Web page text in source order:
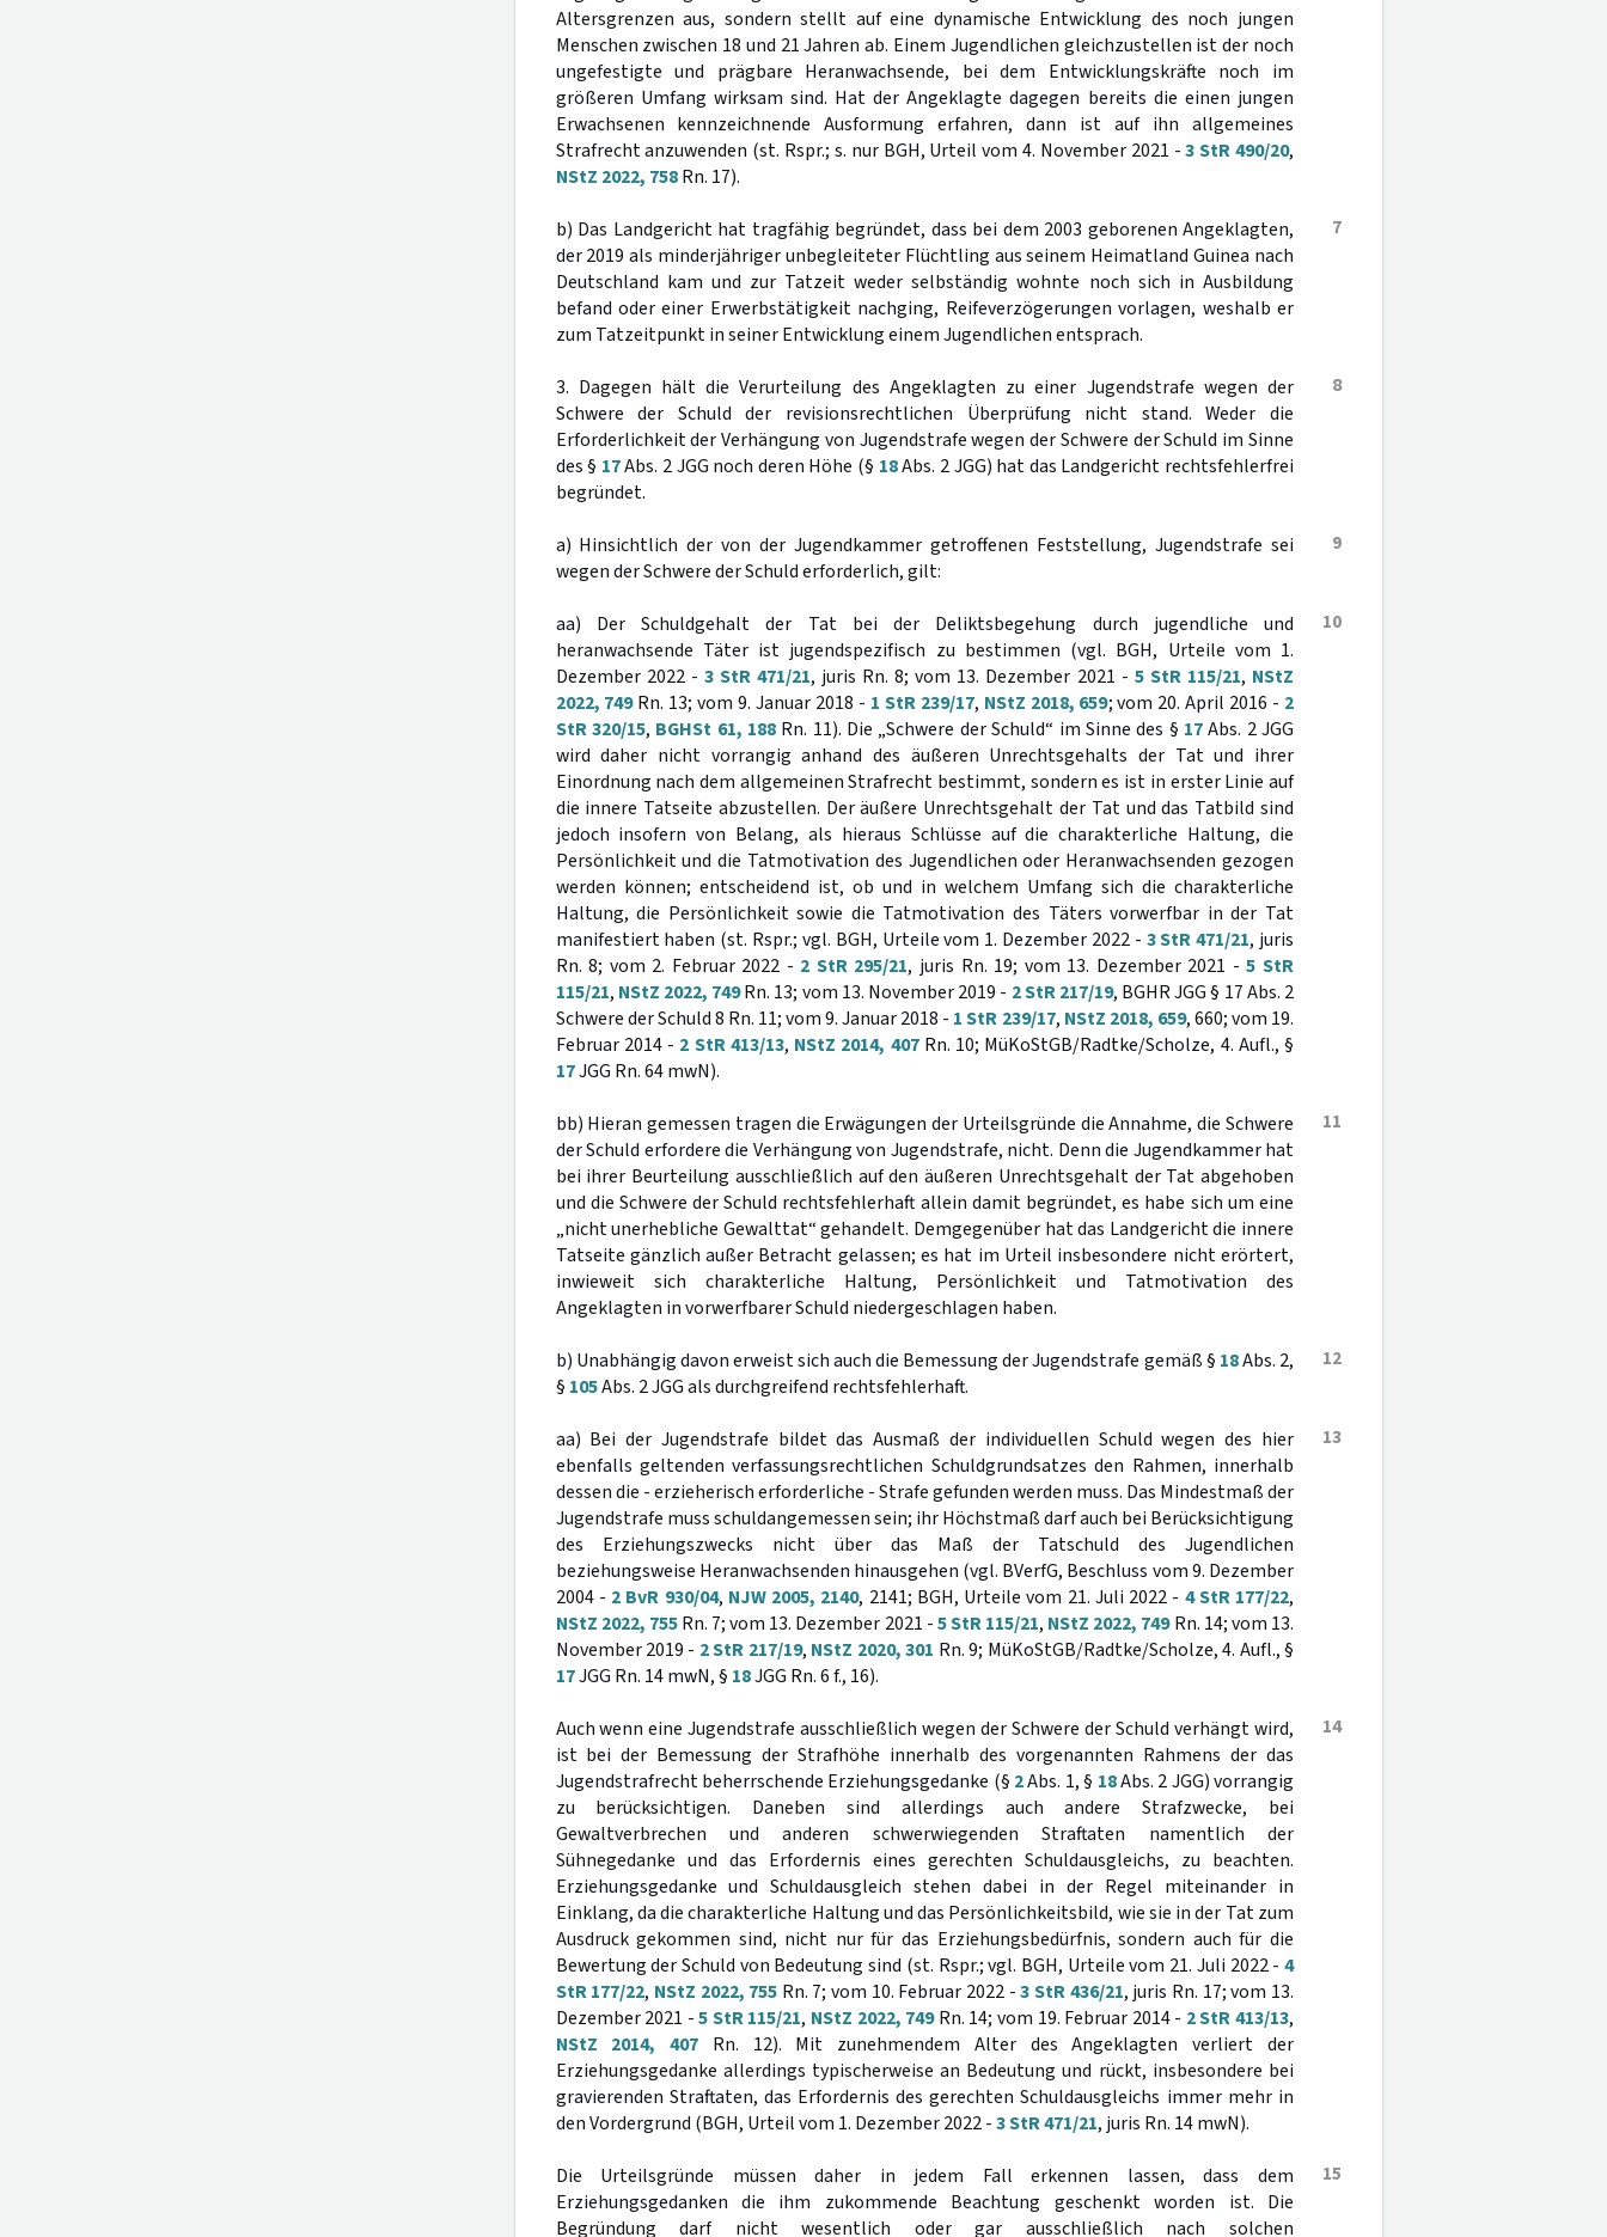
Altersgrenzen aus, sondern stellt auf eine dynamische Entwicklung des noch jungen
Menschen zwischen 18 und 21 Jahren ab. Einem Jugendlichen gleichzustellen ist der noch
ungefestigte und prägbare Heranwachsende, bei dem Entwicklungskräfte noch im
größeren Umfang wirksam sind. Hat der Angeklagte dagegen bereits die einen jungen
Erwachsenen kennzeichnende Ausformung erfahren, dann ist auf ihn allgemeines
Strafrecht anzuwenden (st. Rspr.; s. nur BGH, Urteil vom 4. November 2021 -3 StR 490/20,
NStZ 2022, 758Rn. 17).
7
b) Das Landgericht hat tragfähig begründet, dass bei dem 2003 geborenen Angeklagten,
der 2019 als minderjähriger unbegleiteter Flüchtling aus seinem Heimatland Guinea nach
Deutschland kam und zur Tatzeit weder selbständig wohnte noch sich in Ausbildung
befand oder einer Erwerbstätigkeit nachging, Reifeverzögerungen vorlagen, weshalb er
zum Tatzeitpunkt in seiner Entwicklung einem Jugendlichen entsprach.
8
3. Dagegen hält die Verurteilung des Angeklagten zu einer Jugendstrafe wegen der
Schwere der Schuld der revisionsrechtlichen Überprüfung nicht stand. Weder die
Erforderlichkeit der Verhängung von Jugendstrafe wegen der Schwere der Schuld im Sinne
des § 17Abs. 2 JGG noch deren Höhe (§ 18Abs. 2 JGG) hat das Landgericht rechtsfehlerfrei
begründet.
9
a) Hinsichtlich der von der Jugendkammer getroffenen Feststellung, Jugendstrafe sei
wegen der Schwere der Schuld erforderlich, gilt:
10
aa) Der Schuldgehalt der Tat bei der Deliktsbegehung durch jugendliche und
heranwachsende Täter ist jugendspezifisch zu bestimmen (vgl. BGH, Urteile vom 1.
Dezember 2022 - 3 StR 471/21, juris Rn. 8; vom 13. Dezember 2021 - 5 StR 115/21, NStZ
2022, 749Rn. 13; vom 9. Januar 2018 - 1 StR 239/17, NStZ 2018, 659; vom 20. April 2016 - 2
StR 320/15, BGHSt 61, 188Rn. 11). Die „Schwere der Schuld“ im Sinne des § 17Abs. 2 JGG
wird daher nicht vorrangig anhand des äußeren Unrechtsgehalts der Tat und ihrer
Einordnung nach dem allgemeinen Strafrecht bestimmt, sondern es ist in erster Linie auf
die innere Tatseite abzustellen. Der äußere Unrechtsgehalt der Tat und das Tatbild sind
jedoch insofern von Belang, als hieraus Schlüsse auf die charakterliche Haltung, die
Persönlichkeit und die Tatmotivation des Jugendlichen oder Heranwachsenden gezogen
werden können; entscheidend ist, ob und in welchem Umfang sich die charakterliche
Haltung, die Persönlichkeit sowie die Tatmotivation des Täters vorwerfbar in der Tat
manifestiert haben (st. Rspr.; vgl. BGH, Urteile vom 1. Dezember 2022 - 3 StR 471/21, juris
Rn. 8; vom 2. Februar 2022 - 2 StR 295/21, juris Rn. 19; vom 13. Dezember 2021 -5 StR
115/21, NStZ 2022, 749Rn. 13; vom 13. November 2019 - 2 StR 217/19, BGHR JGG § 17 Abs. 2
Schwere der Schuld 8 Rn. 11; vom 9. Januar 2018 - 1 StR 239/17, NStZ 2018, 659, 660; vom 19.
Februar 2014 - 2 StR 413/13, NStZ 2014, 407Rn. 10; MüKoStGB/Radtke/Scholze, 4. Aufl., §
17JGG Rn. 64 mwN).
11
bb) Hieran gemessen tragen die Erwägungen der Urteilsgründe die Annahme, die Schwere
der Schuld erfordere die Verhängung von Jugendstrafe, nicht. Denn die Jugendkammer hat
bei ihrer Beurteilung ausschließlich auf den äußeren Unrechtsgehalt der Tat abgehoben
und die Schwere der Schuld rechtsfehlerhaft allein damit begründet, es habe sich um eine
„nicht unerhebliche Gewalttat“ gehandelt. Demgegenüber hat das Landgericht die innere
Tatseite gänzlich außer Betracht gelassen; es hat im Urteil insbesondere nicht erörtert,
inwieweit sich charakterliche Haltung, Persönlichkeit und Tatmotivation des
Angeklagten in vorwerfbarer Schuld niedergeschlagen haben.
12
b) Unabhängig davon erweist sich auch die Bemessung der Jugendstrafe gemäß § 18Abs. 2,
§ 105Abs. 2 JGG als durchgreifend rechtsfehlerhaft.
13
aa) Bei der Jugendstrafe bildet das Ausmaß der individuellen Schuld wegen des hier
ebenfalls geltenden verfassungsrechtlichen Schuldgrundsatzes den Rahmen, innerhalb
dessen die - erzieherisch erforderliche - Strafe gefunden werden muss. Das Mindestmaß der
Jugendstrafe muss schuldangemessen sein; ihr Höchstmaß darf auch bei Berücksichtigung
des Erziehungszwecks nicht über das Maß der Tatschuld des Jugendlichen
beziehungsweise Heranwachsenden hinausgehen (vgl. BVerfG, Beschluss vom 9. Dezember
2004 - 2 BvR 930/04, NJW 2005, 2140, 2141; BGH, Urteile vom 21. Juli 2022 - 4 StR 177/22,
NStZ 2022, 755Rn. 7; vom 13. Dezember 2021 -5 StR 115/21, NStZ 2022, 749Rn. 14; vom 13.
November 2019 - 2 StR 217/19, NStZ 2020, 301 Rn. 9; MüKoStGB/Radtke/Scholze, 4. Aufl., §
17JGG Rn. 14 mwN, § 18JGG Rn. 6 f., 16).
14
Auch wenn eine Jugendstrafe ausschließlich wegen der Schwere der Schuld verhängt wird,
ist bei der Bemessung der Strafhöhe innerhalb des vorgenannten Rahmens der das
Jugendstrafrecht beherrschende Erziehungsgedanke (§ 2Abs. 1, § 18Abs. 2 JGG) vorrangig
zu berücksichtigen. Daneben sind allerdings auch andere Strafzwecke, bei
Gewaltverbrechen und anderen schwerwiegenden Straftaten namentlich der
Sühnegedanke und das Erfordernis eines gerechten Schuldausgleichs, zu beachten.
Erziehungsgedanke und Schuldausgleich stehen dabei in der Regel miteinander in
Einklang, da die charakterliche Haltung und das Persönlichkeitsbild, wie sie in der Tat zum
Ausdruck gekommen sind, nicht nur für das Erziehungsbedürfnis, sondern auch für die
Bewertung der Schuld von Bedeutung sind (st. Rspr.; vgl. BGH, Urteile vom 21. Juli 2022 - 4
StR 177/22, NStZ 2022, 755 Rn. 7; vom 10. Februar 2022 -3 StR 436/21, juris Rn. 17; vom 13.
Dezember 2021 -5 StR 115/21, NStZ 2022, 749Rn. 14; vom 19. Februar 2014 - 2 StR 413/13,
NStZ 2014, 407 Rn. 12). Mit zunehmendem Alter des Angeklagten verliert der
Erziehungsgedanke allerdings typischerweise an Bedeutung und rückt, insbesondere bei
gravierenden Straftaten, das Erfordernis des gerechten Schuldausgleichs immer mehr in
den Vordergrund (BGH, Urteil vom 1. Dezember 2022 -3 StR 471/21, juris Rn. 14 mwN).
15
Die Urteilsgründe müssen daher in jedem Fall erkennen lassen, dass dem
Erziehungsgedanken die ihm zukommende Beachtung geschenkt worden ist. Die
Begründung darf nicht wesentlich oder gar ausschließlich nach solchen